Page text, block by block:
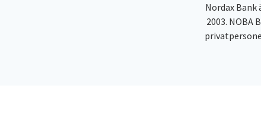
Nordax Bank
2003.